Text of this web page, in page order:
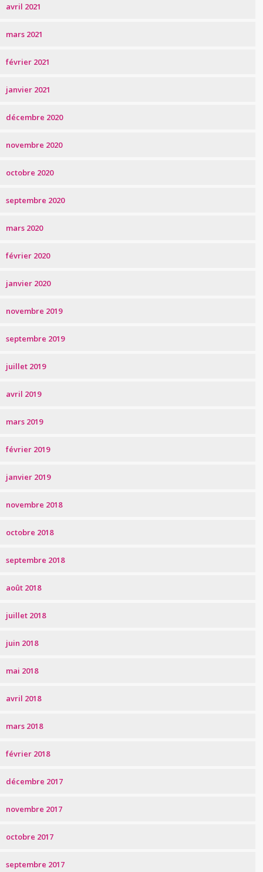
avril 2021
mars 2021
février 2021
janvier 2021
décembre 2020
novembre 2020
octobre 2020
septembre 2020
mars 2020
février 2020
janvier 2020
novembre 2019
septembre 2019
juillet 2019
avril 2019
mars 2019
février 2019
janvier 2019
novembre 2018
octobre 2018
septembre 2018
août 2018
juillet 2018
juin 2018
mai 2018
avril 2018
mars 2018
février 2018
décembre 2017
novembre 2017
octobre 2017
septembre 2017